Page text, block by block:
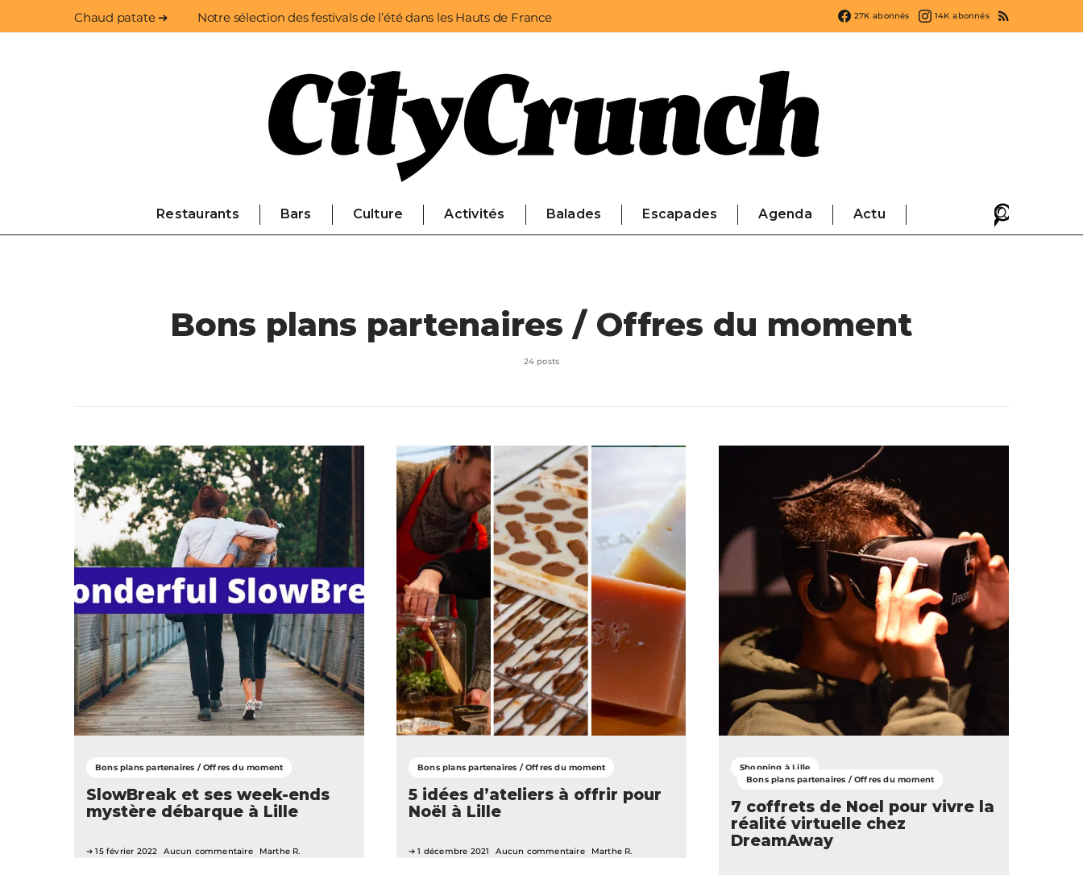
Chaud patate ➔ Notre sélection des festivals de l’été dans les Hauts de France 27K abonnés 14K abonnés
Restaurants Bars Culture Activités Balades Escapades Agenda Actu
Bons plans partenaires / Offres du moment
24 posts
Bons plans partenaires / Offres du moment
SlowBreak et ses week-ends
mystère débarque à Lille
15 février 2022 Aucun commentaire Marthe R.
Bons plans partenaires / Offres du moment
5 idées d’ateliers à offrir pour
Noël à Lille
1 décembre 2021 Aucun commentaire Marthe R.
Shopping à Lille
Bons plans partenaires / Offres du moment
7 coffrets de Noel pour vivre la
réalité virtuelle chez
DreamAway